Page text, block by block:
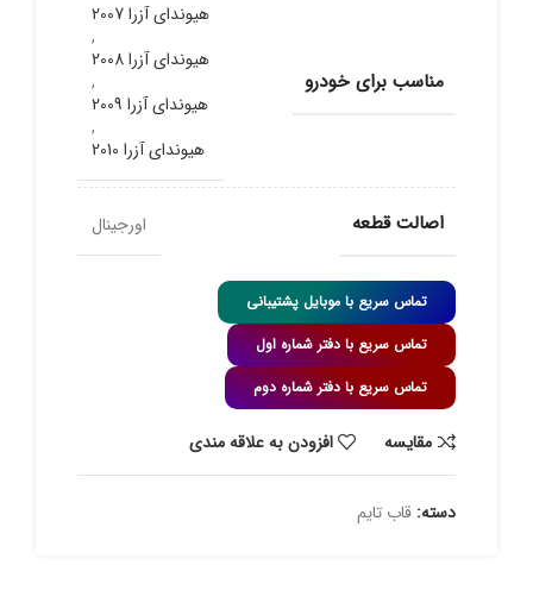
مناسب برای خودرو
هیوندای آزرا 2007
,
هیوندای آزرا 2008
,
هیوندای آزرا 2009
,
هیوندای آزرا 2010
اصالت قطعه اورجینال
تماس سریع با موبایل پشتیبانی
تماس سریع با دفتر شماره اول
تماس سریع با دفتر شماره دوم
مقايسه افزودن به علاقه مندی
دسته: قاب تایم